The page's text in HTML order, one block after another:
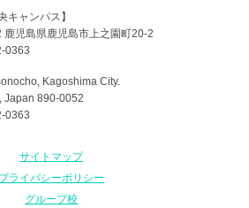
キャンパス】
鹿児島県鹿児島市上之園町20-2
0363
Kagoshima City.
Japan 890-0052
0363
サイトマップ
プライバシーポリシー
グループ校